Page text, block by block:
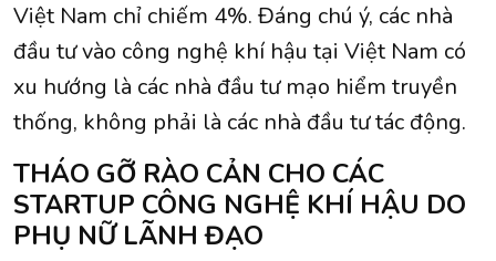
Việt Nam chỉ chiếm 4%. Đáng chú ý, các nhà
đầu tư vào công nghệ khí hậu tại Việt Nam có
xu hướng là các nhà đầu tư mạo hiểm truyền
thống, không phải là các nhà đầu tư tác động.
THÁO GỠ RÀO CẢN CHO CÁC
STARTUP CÔNG NGHỆ KHÍ HẬU DO
PHỤ NỮ LÃNH ĐẠO